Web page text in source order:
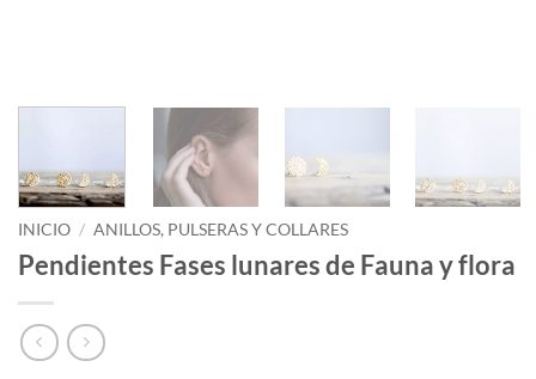
INICIO / ANILLOS, PULSERAS Y COLLARES
Pendientes Fases lunares de Fauna y flora